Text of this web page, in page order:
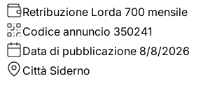
Retribuzione Lorda 700 mensile
Codice annuncio 350241
Data di pubblicazione 8/8/2026
Città Siderno